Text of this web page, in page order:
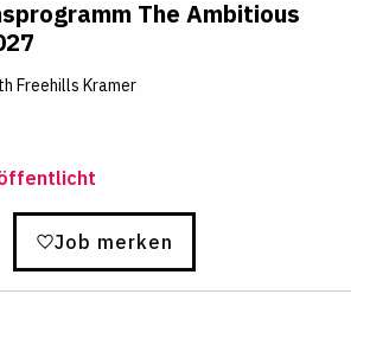
The Ambitious
Freehills Kramer
Job merken